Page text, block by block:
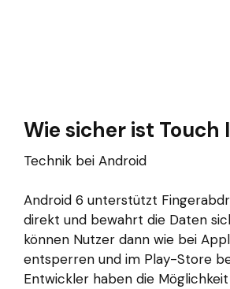
Wie sicher ist Touch
Technik bei Android
Android 6 unterstützt
direkt und bewahrt die Daten
können Nutzer dann wie bei
entsperren und im Play-Store
Entwickler haben die